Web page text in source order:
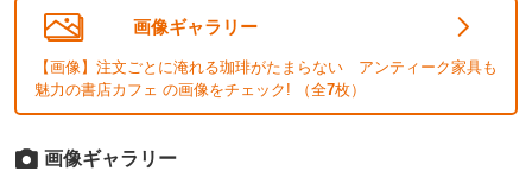
画像ギャラリー
【画像】注文ごとに淹れる珈琲がたまらない アンティーク家具も
魅力の書店カフェ の画像をチェック! （全7枚）
画像ギャラリー